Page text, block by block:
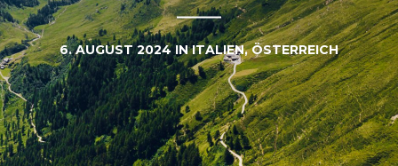
6. AUGUST 2024INITALIEN,ÖSTERREICH